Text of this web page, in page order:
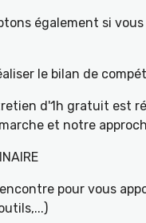
également si
le bilan de
d'1h gratuit est
et notre
pour vous